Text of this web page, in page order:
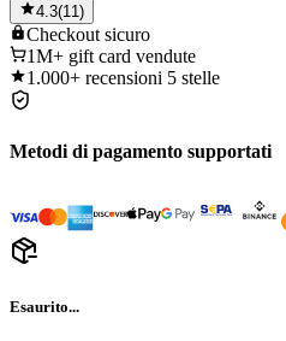
4.3(11 )
Checkout sicuro
1M+ gift card vendute
1.000+ recensioni 5 stelle
Metodi di pagamento supportati
Esaurito...